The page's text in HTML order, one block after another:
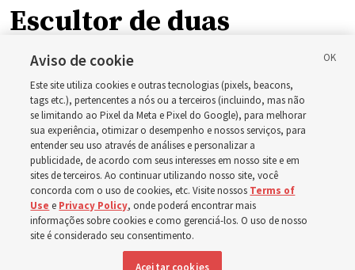
Escultor de duas
estátuas na Praça do
Templo compartilha sua
jornada artística e
espiritual
‘Eu sabia o que queria fazer da minha vida’, disse o
escultor Michael Hall, refletindo sobre os desafios e
Aviso de cookie
Este site utiliza cookies e outras tecnologias (pixels, beacons,
tags etc.), pertencentes a nós ou a terceiros (incluindo, mas não
se limitando ao Pixel da Meta e Pixel do Google), para melhorar
sua experiência, otimizar o desempenho e nossos serviços, para
entender seu uso através de análises e personalizar a
publicidade, de acordo com seus interesses em nosso site e em
sites de terceiros. Ao continuar utilizando nosso site, você
concorda com o uso de cookies, etc. Visite nossos Terms of
Use e Privacy Policy, onde poderá encontrar mais
informações sobre cookies e como gerenciá-los. O uso de nosso
site é considerado seu consentimento.
Aceitar cookies